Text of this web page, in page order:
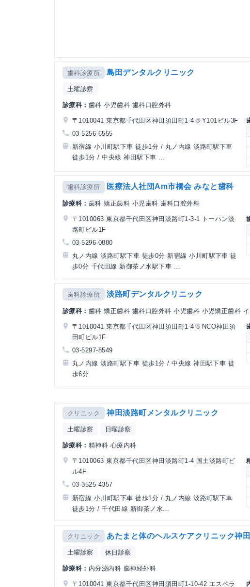
歯科診療所 島田デンタルクリニック
土曜診察
診療科： 歯科 小児歯科 歯科口腔外科
〒1010041 東京都千代田区神田須田町1-4-8 Y101ビル3F
03-5256-6555
新宿線 小川町駅下車 徒歩1分 / 丸ノ内線 淡路町駅下車
徒歩1分 / 中央線 神田駅下車 ...
歯科診療所 医療法人社団Am市橋会 みなと歯科
診療科： 歯科 矯正歯科 小児歯科 歯科口腔外科
〒1010063 東京都千代田区神田淡路町1-3-1 トーハン淡
路町ビル1F
03-5296-0880
丸ノ内線 淡路町駅下車 徒歩0分 新宿線 小川町駅下車 徒
歩0分 千代田線 新御茶ノ水駅下車 ...
歯科診療所 淡路町デンタルクリニック
診療科： 歯科 矯正歯科 歯科口腔外科 小児歯科 小児矯正歯科
〒1010041 東京都千代田区神田須田町1-4-8 NCO神田須
田町ビル1F
03-5297-8549
丸ノ内線 淡路町駅下車 徒歩1分 / 中央線 神田駅下車 徒
歩6分
クリニック 神田淡路町メンタルクリニック
土曜診察 日曜診察
診療科： 精神科 心療内科
〒1010063 東京都千代田区神田淡路町1-4 国土淡路町ビ
ル4F
03-3525-4357
新宿線 小川町駅下車 徒歩1分 / 丸ノ内線 淡路町駅下車
徒歩1分 / 千代田線 新御茶ノ水...
クリニック あたまと体のヘルスケアクリニック神田
土曜診察 休日診察
診療科： 内分泌内科 脳神経外科
〒1010041 東京都千代田区神田須田町1-10-42 エスペラ